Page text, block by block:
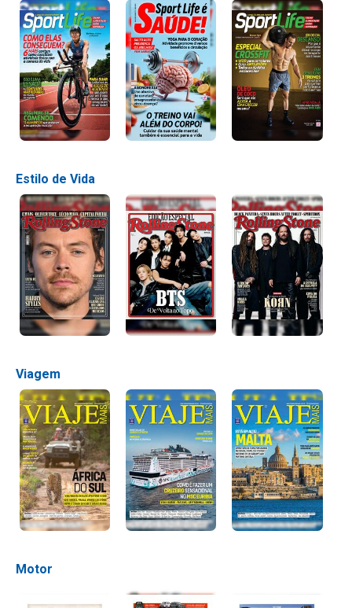
Estilo de Vida
Viagem
Motor